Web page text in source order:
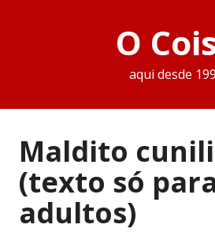
O
aqui desde
Maldito
(texto só
adultos)